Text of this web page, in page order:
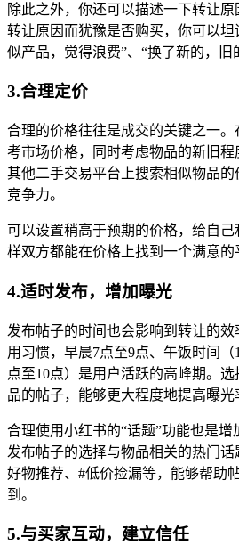
除此之外，你还可以描述一下转让
转让原因而犹豫是否购买，你可以坦
似产品，觉得浪费”、“换了新的，旧
3.合理定价
合理的价格往往是成交的关键之一
考市场价格，同时考虑物品的新旧
其他二手交易平台上搜索相似物品
竞争力。
可以设置稍高于预期的价格，给自
样双方都能在价格上找到一个满意的
4.适时发布，增加曝光
发布帖子的时间也会影响到转让的
用习惯，早晨7点至9点、午饭时间
点至10点）是用户活跃的高峰期。
品的帖子，能够更大程度地提高曝光
合理使用小红书的“话题”功能也是
发布帖子的选择与物品相关的热门
好物推荐、#低价捡漏等，能够帮助
到。
5.与买家互动，建立信任